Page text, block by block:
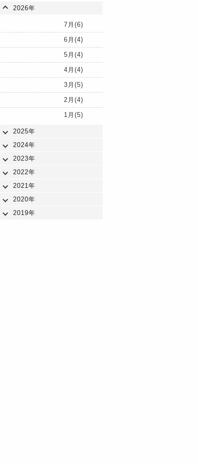
2026年
7月(6)
6月(4)
5月(4)
4月(4)
3月(5)
2月(4)
1月(5)
2025年
2024年
2023年
2022年
2021年
2020年
2019年